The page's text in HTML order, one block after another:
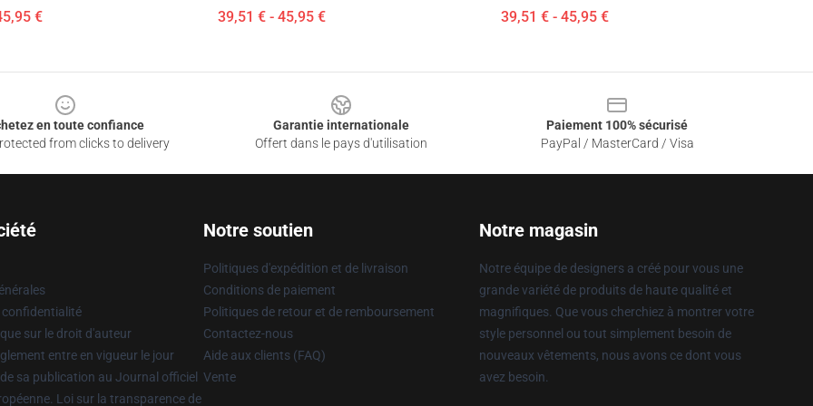
€ 39,51 € - 45,95 € 39,51 € - 45,95 €
en toute confiance
from clicks to delivery
Garantie internationale
Offert dans le pays d'utilisation
Paiement 100% sécurisé
PayPal / MasterCard / Visa
confidentialité
sur le droit d'auteur
entre en vigueur le jour
sa publication au Journal officiel
Loi sur la transparence de
Notre soutien
Politiques d'expédition et de livraison
Conditions de paiement
Politiques de retour et de remboursement
Contactez-nous
Aide aux clients (FAQ)
Vente
Notre magasin
Notre équipe de designers a créé pour vous une
grande variété de produits de haute qualité et
magnifiques. Que vous cherchiez à montrer votre
style personnel ou tout simplement besoin de
nouveaux vêtements, nous avons ce dont vous
avez besoin.